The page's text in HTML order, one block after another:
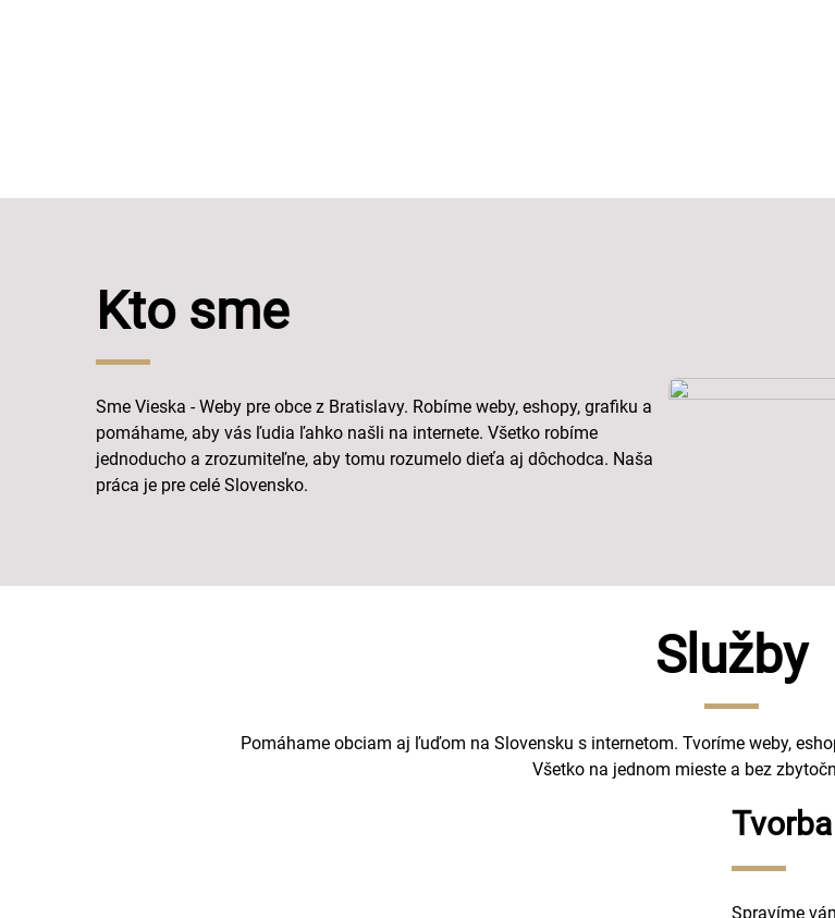
Kto sme
Sme Vieska - Weby pre obce z Bratislavy. Robíme weby, eshopy, grafiku a
pomáhame, aby vás ľudia ľahko našli na internete. Všetko robíme
jednoducho a zrozumiteľne, aby tomu rozumelo dieťa aj dôchodca. Naša
práca je pre celé Slovensko.
Služby
Pomáhame obciam aj ľuďom na Slovensku s internetom. Tvoríme weby,
Všetko na jednom mieste a bez
Spravíme